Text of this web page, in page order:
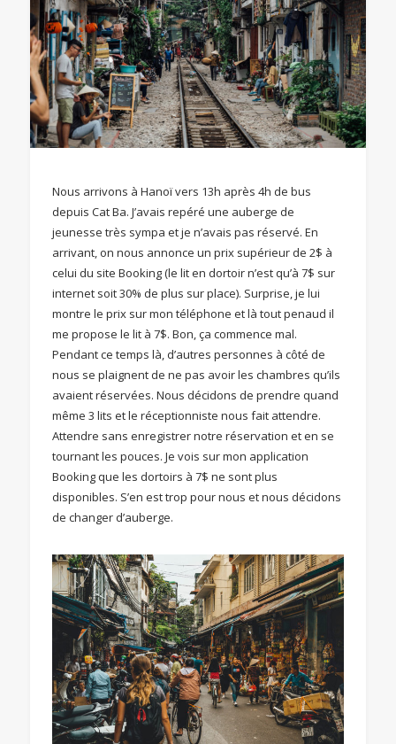
Nous arrivons à Hanoï vers 13h après 4h de bus
depuis Cat Ba. J’avais repéré une auberge de
jeunesse très sympa et je n’avais pas réservé. En
arrivant, on nous annonce un prix supérieur de 2$ à
celui du site Booking (le lit en dortoir n’est qu’à 7$ sur
internet soit 30% de plus sur place). Surprise, je lui
montre le prix sur mon téléphone et là tout penaud il
me propose le lit à 7$. Bon, ça commence mal.
Pendant ce temps là, d’autres personnes à côté de
nous se plaignent de ne pas avoir les chambres qu’ils
avaient réservées. Nous décidons de prendre quand
même 3 lits et le réceptionniste nous fait attendre.
Attendre sans enregistrer notre réservation et en se
tournant les pouces. Je vois sur mon application
Booking que les dortoirs à 7$ ne sont plus
disponibles. S’en est trop pour nous et nous décidons
de changer d’auberge.